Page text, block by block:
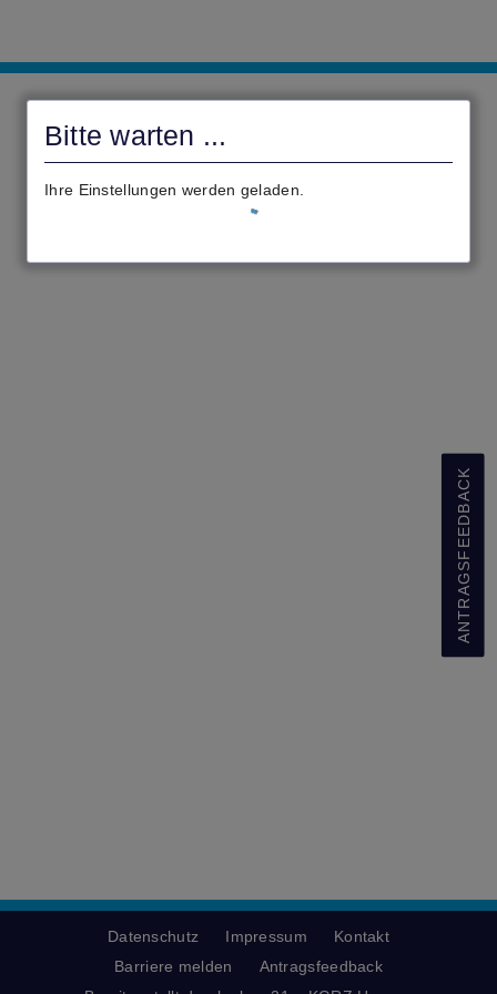
Bitte warten ...
Ihre Einstellungen werden geladen.
Lauterbach
ANTRAGSFEEDBACK
Datenschutz Impressum
Kontakt
Barriere melden
Antragsfeedback